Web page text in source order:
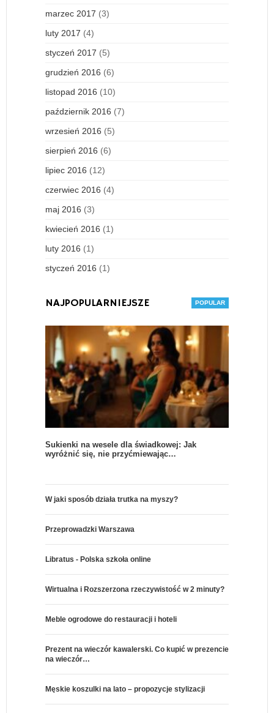
marzec 2017 (3)
luty 2017 (4)
styczeń 2017 (5)
grudzień 2016 (6)
listopad 2016 (10)
październik 2016 (7)
wrzesień 2016 (5)
sierpień 2016 (6)
lipiec 2016 (12)
czerwiec 2016 (4)
maj 2016 (3)
kwiecień 2016 (1)
luty 2016 (1)
styczeń 2016 (1)
NAJPOPULARNIEJSZE
Sukienki na wesele dla świadkowej: Jak
wyróżnić się, nie przyćmiewając…
W jaki sposób działa trutka na myszy?
Przeprowadzki Warszawa
Libratus - Polska szkoła online
Wirtualna i Rozszerzona rzeczywistość w 2 minuty?
Meble ogrodowe do restauracji i hoteli
Prezent na wieczór kawalerski. Co kupić w prezencie
na wieczór…
Męskie koszulki na lato – propozycje stylizacji